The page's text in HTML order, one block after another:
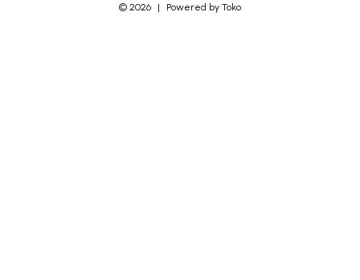
© 2026 | Powered by Toko